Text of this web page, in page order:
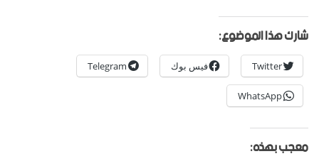
شارك هذا الموضوع:
Twitter فيس بوك Telegram
WhatsApp
معجب بهذه: